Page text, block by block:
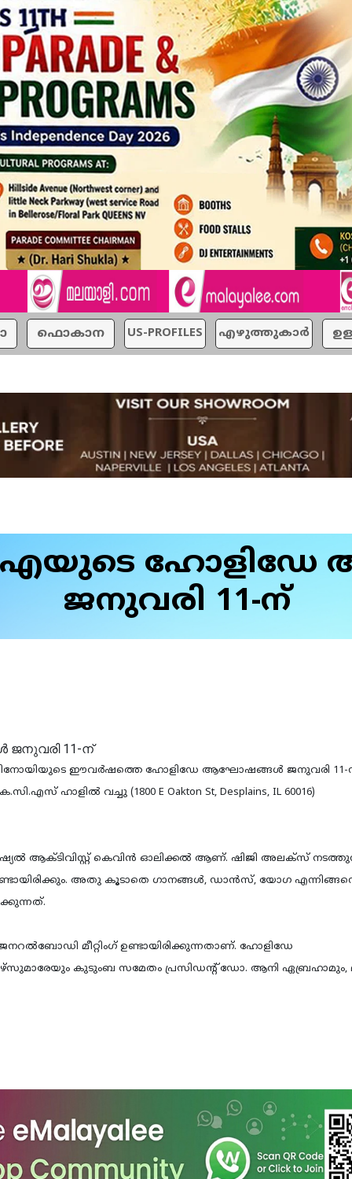
ഫൊകാന US-PROFILES എഴുത്തുകാര്‍
ഹോളിഡേ
ജനുവരി 11-ന്
ഈവര്‍ഷത്തെ ഹോളിഡേ ആഘോഷങ്ങള്‍ ജനുവരി
ഹാളില്‍ വച്ചു (1800 E Oakton St, Desplains, IL 60016)
ആക്ടിവിസ്റ്റ് കെവിന്‍ ഓലിക്കല്‍ ആണ്. ഷിജി അലക്‌സ്
അതു കൂടാതെ ഗാനങ്ങള്‍, ഡാന്‍സ്, യോഗ
മീറ്റിംഗ് ഉണ്ടായിരിക്കുന്നതാണ്. ഹോളിഡേ
കുടുംബ സമേതം പ്രസിഡന്റ് ഡോ. ആനി ഏബ്രഹാമും,